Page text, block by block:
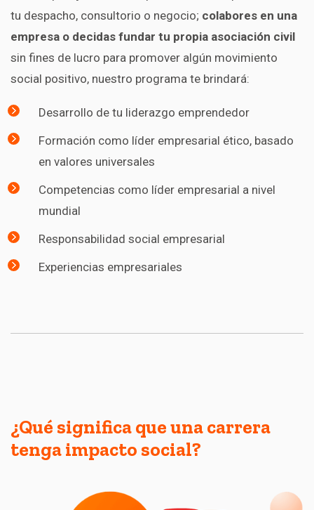
tu despacho, consultorio o negocio; colabores en una
empresa o decidas fundar tu propia asociación civil
sin fines de lucro para promover algún movimiento
social positivo, nuestro programa te brindará:
Desarrollo de tu liderazgo emprendedor
Formación como líder empresarial ético, basado
en valores universales
Competencias como líder empresarial a nivel
mundial
Responsabilidad social empresarial
Experiencias empresariales
¿Qué significa que una carrera
tenga impacto social?